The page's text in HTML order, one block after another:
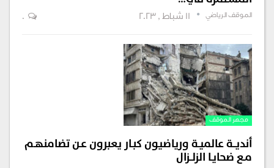
الموقف الرياضي 0
مجهر الموقف
أنديــة عالميـة ورياضيون كبـار يعبرون عـن تضامنهـم
مـع ضحايـا الزلــزال